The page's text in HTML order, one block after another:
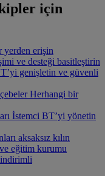
için
yerden erişin
ve desteği basitleştirin
genişletin ve güvenli
Herhangi bir
İstemci BT’yi yönetin
aksaksız kılın
eğitim kurumu